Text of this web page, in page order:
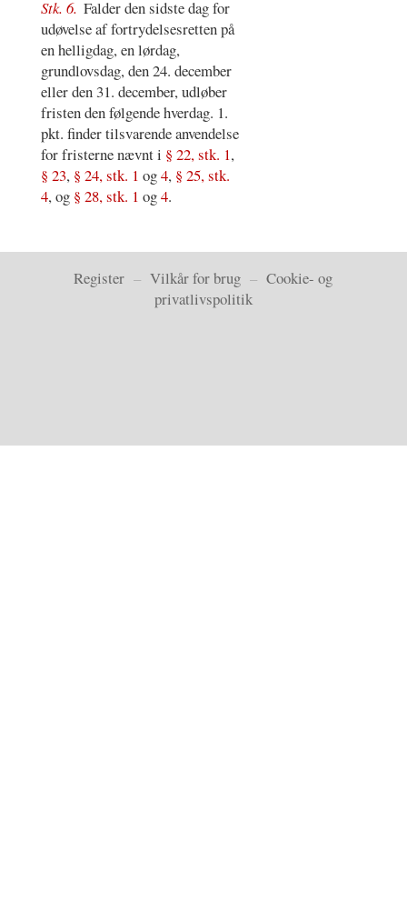
Stk. 6. Falder den sidste dag for
udøvelse af fortrydelsesretten på
en helligdag, en lørdag,
grundlovsdag, den 24. december
eller den 31. december, udløber
fristen den følgende hverdag. 1.
pkt. finder tilsvarende anvendelse
for fristerne nævnt i § 22, stk. 1,
§ 23, § 24, stk. 1 og4, § 25, stk.
4, og § 28, stk. 1 og4.
Register –Vilkår for brug –Cookie- og
privatlivspolitik